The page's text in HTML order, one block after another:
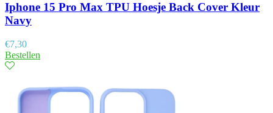
Iphone 15 Pro Max TPU Hoesje Back Cover Kleur
Navy
€7,30
Bestellen